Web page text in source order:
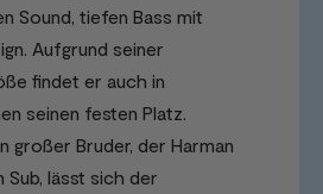
Sound, tiefen Bass mit
Aufgrund seiner
findet er auch in
seinen festen Platz.
großer Bruder, der Harman
Sub, lässt sich der